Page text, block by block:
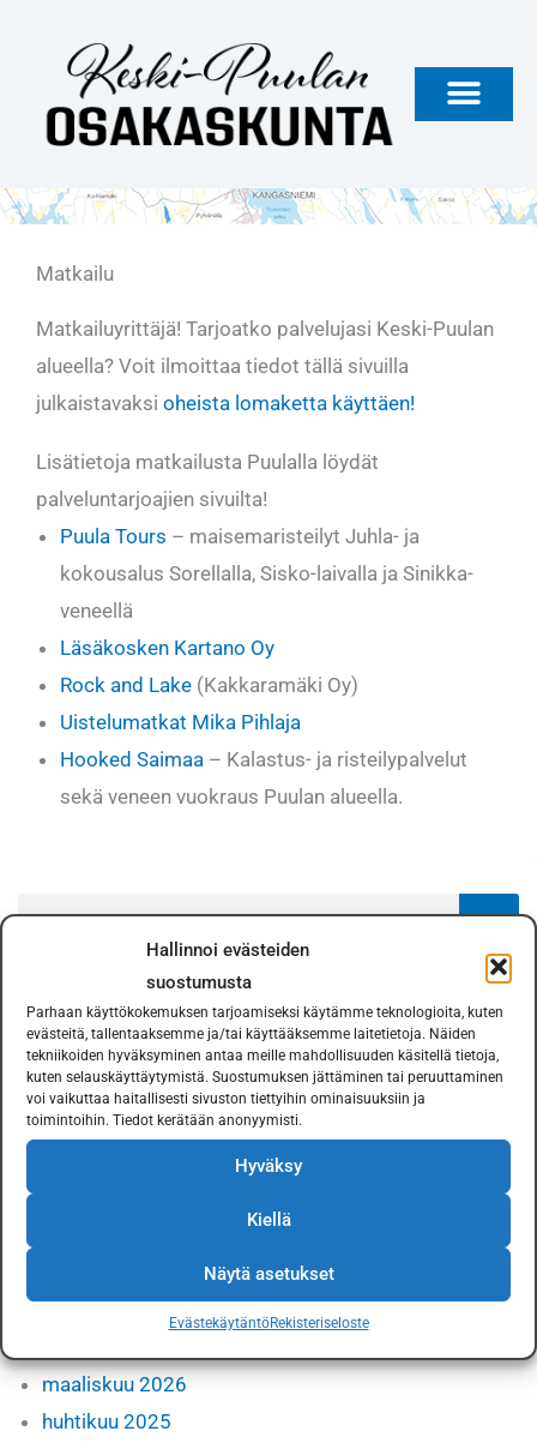
Hallinnoi evästeiden
suostumusta
Parhaan käyttökokemuksen tarjoamiseksi käytämme teknologioita, kuten
evästeitä, tallentaaksemme ja/tai käyttääksemme laitetietoja. Näiden
tekniikoiden hyväksyminen antaa meille mahdollisuuden käsitellä tietoja,
kuten selauskäyttäytymistä. Suostumuksen jättäminen tai peruuttaminen
voi vaikuttaa haitallisesti sivuston tiettyihin ominaisuuksiin ja
toimintoihin. Tiedot kerätään anonyymisti.
Hyväksy
Kiellä
Näytä asetukset
EvästekäytäntöRekisteriseloste
sisältöön
Matkailu
Matkailuyrittäjä! Tarjoatko palvelujasi Keski-Puulan
alueella? Voit ilmoittaa tiedot tällä sivuilla
julkaistavaksi oheista lomaketta käyttäen!
Lisätietoja matkailusta Puulalla löydät
palveluntarjoajien sivuilta!
Puula Tours – maisemaristeilyt Juhla- ja
kokousalus Sorellalla, Sisko-laivalla ja Sinikka-
veneellä
Läsäkosken Kartano Oy
Rock and Lake (Kakkaramäki Oy)
Uistelumatkat Mika Pihlaja
Hooked Saimaa – Kalastus- ja risteilypalvelut
sekä veneen vuokraus Puulan alueella.
Search
Viimeisimmät artikkelit
Rantakalailta 22.7.2026 PERUTTU!
Puulaveden lohikalaistutukset 2026
Vuosikokouksen pöytäkirja 2026
toukokuu 2026
maaliskuu 2026
huhtikuu 2025